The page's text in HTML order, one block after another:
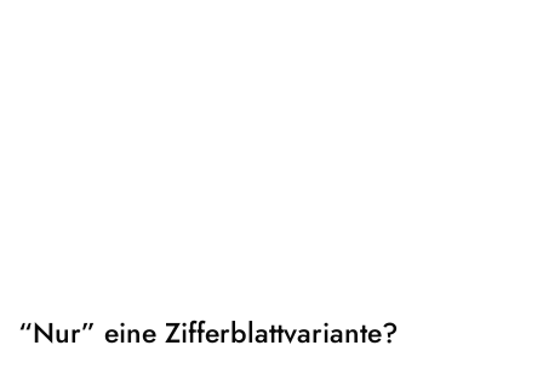
“Nur” eine Zifferblattvariante?